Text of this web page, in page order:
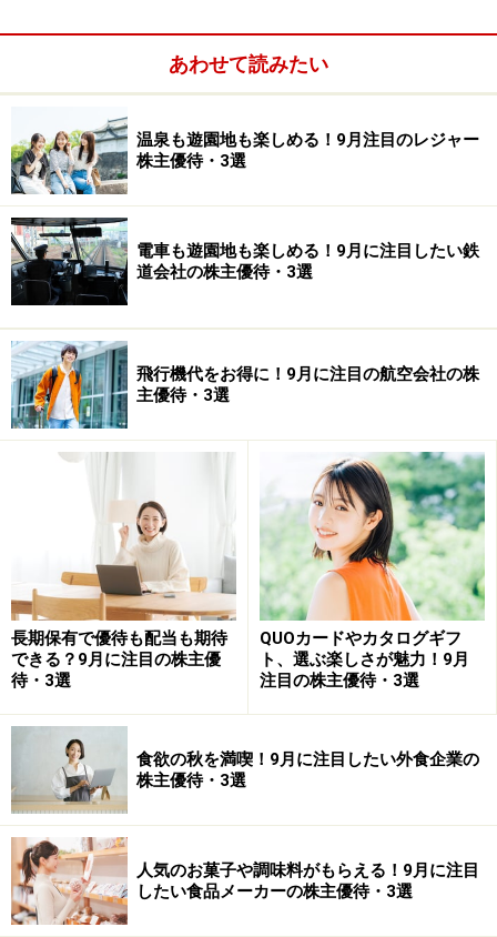
同社の株主優待は主力ブランドのDAKSの手帳(サイズ
(mm)：W78×H137×D6)となります。今回は100株を購入
し年間で1冊の手帳を獲得したケースを想定しています
（株主優待はガイドの推定で1,000円で評価し、利回り計
算しています）。同社は現金配当も高く、現金配当と合
わせた利回りは7.5％に達します。
株価が落ち着く6月～8月に買いチャンス？
同社に限らず、ネット販売との競合もあり、アパレル業
界は競合が激しくなっています。同社も直近の2016年3
月期の業績を見ると売上が13.0％減の332億4400万円、
純利益が51.1％減の15億6900万円と減収減益になってい
ただ、長期的に見ると比較的健闘しているといえるでし
ょうか。たとえば、2010年3月期と比較すると、売上は
11％ほど減少していますが、経常利益は9％ほど、純利
益は60％ほど上回っています。また、配当も10年前は
す。大きく伸びていく企業、というわけではないです
が、老舗らしく底堅い企業と言えるでしょうか。配当も
毎年安定的に出ています。
2013年からのアベノミクス相場で株価は大きく上昇して
きましたが、ここのところの決算の数字が予想よりも弱
いことから、足元の株価は大きく下落してきています。
あわせて読みたい
温泉も遊園地も楽しめる！9月注目のレジャー
株主優待・3選
電車も遊園地も楽しめる！9月に注目したい鉄
道会社の株主優待・3選
飛行機代をお得に！9月に注目の航空会社の株
主優待・3選
長期保有で優待も配当も期待
できる？9月に注目の株主優
待・3選
QUOカードやカタログギフ
ト、選ぶ楽しさが魅力！9月
注目の株主優待・3選
食欲の秋を満喫！9月に注目したい外食企業の
株主優待・3選
人気のお菓子や調味料がもらえる！9月に注目
したい食品メーカーの株主優待・3選